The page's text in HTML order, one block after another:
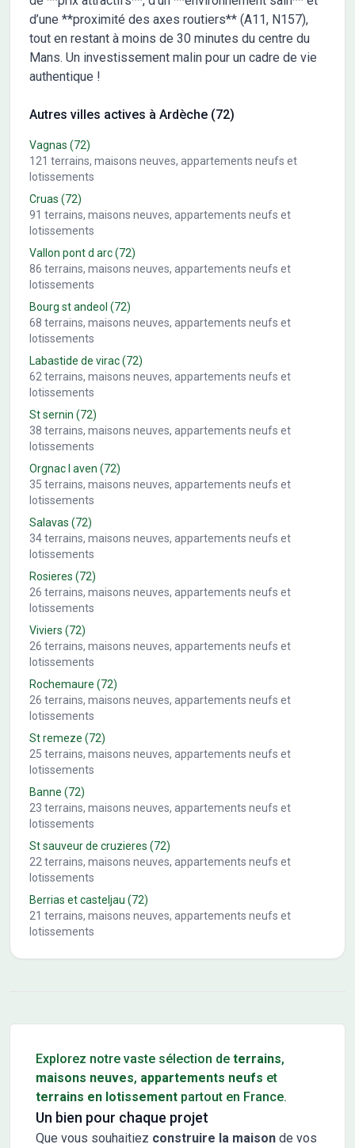
d’une **proximité des axes routiers** (A11, N157),
tout en restant à moins de 30 minutes du centre du
Mans. Un investissement malin pour un cadre de vie
authentique !
Autres villes actives à Ardèche (72)
Vagnas (72)
121 terrains, maisons neuves, appartements neufs et
lotissements
Cruas (72)
91 terrains, maisons neuves, appartements neufs et
lotissements
Vallon pont d arc(72)
86 terrains, maisons neuves, appartements neufs et
lotissements
Bourg st andeol (72)
68 terrains, maisons neuves, appartements neufs et
lotissements
Labastide de virac(72)
62 terrains, maisons neuves, appartements neufs et
lotissements
St sernin (72)
38 terrains, maisons neuves, appartements neufs et
lotissements
Orgnac l aven (72)
35 terrains, maisons neuves, appartements neufs et
lotissements
Salavas (72)
34terrains, maisons neuves, appartements neufs et
lotissements
Rosieres (72)
26 terrains, maisons neuves, appartements neufs et
lotissements
Viviers (72)
26 terrains, maisons neuves, appartements neufs et
lotissements
Rochemaure (72)
26 terrains, maisons neuves, appartements neufs et
lotissements
St remeze (72)
25 terrains, maisons neuves, appartements neufs et
lotissements
Banne (72)
23 terrains, maisons neuves, appartements neufs et
lotissements
St sauveur de cruzieres (72)
22 terrains, maisons neuves, appartements neufs et
lotissements
Berrias et casteljau (72)
21 terrains, maisons neuves, appartements neufs et
lotissements
Explorez notre vaste sélection de terrains,
maisons neuves, appartements neufs et
terrains en lotissement partout en France.
Un bien pour chaque projet
Que vous souhaitiez construire la maison de vos